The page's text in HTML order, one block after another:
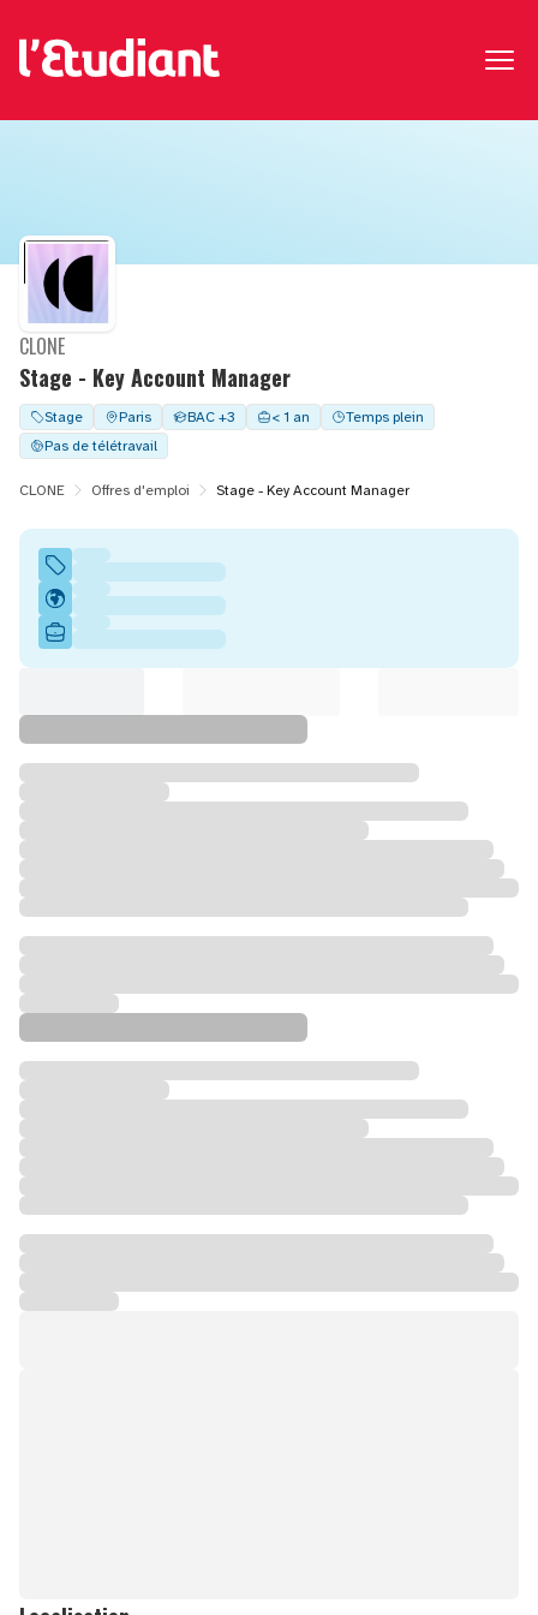
Stage - Key Account Manager
CLONE
Stage Paris BAC +3 < 1 an
Temps plein
Pas de télétravail
CLONE Offres d'emploi Stage - Key Account Manager